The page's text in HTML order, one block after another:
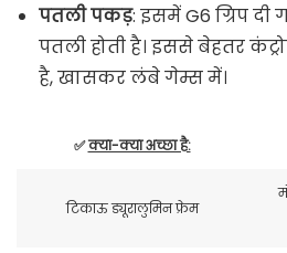
पतली पकड़: इसमें G6 ग्रिप दी
पतली होती है। इससे बेहतर
है, खासकर लंबे गेम्स में।
✅क्या-क्या अच्छा है:
टिकाऊ ड्यूरालुमिन फ्रेम